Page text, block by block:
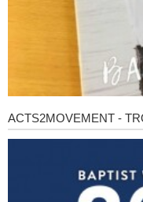
Acts2Movement
ACTS2MOVEMENT -